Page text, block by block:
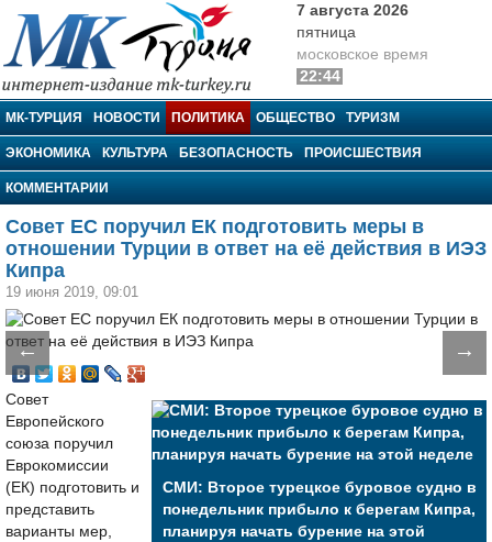
МК-Турция
7 августа 2026
пятница
московское время
22:44
МК-ТУРЦИЯ НОВОСТИ ПОЛИТИКА ОБЩЕСТВО ТУРИЗМ
ЭКОНОМИКА КУЛЬТУРА БЕЗОПАСНОСТЬ ПРОИСШЕСТВИЯ
КОММЕНТАРИИ
Совет ЕС поручил ЕК подготовить меры в
отношении Турции в ответ на её действия в ИЭЗ
Кипра
19 июня 2019, 09:01
← →
СМИ: Второе турецкое буровое судно в
понедельник прибыло к берегам Кипра,
планируя начать бурение на этой
Совет
Европейского
союза поручил
Еврокомиссии
(ЕК) подготовить и
представить
варианты мер,